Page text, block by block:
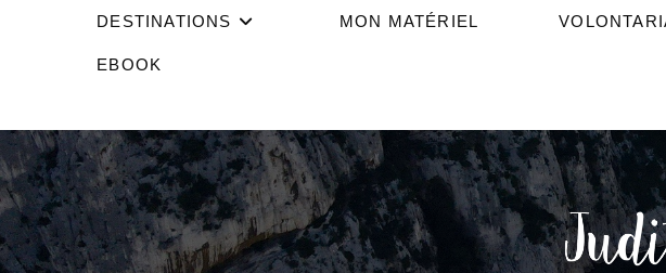
DESTINATIONS MON MATÉRIEL
EBOOK